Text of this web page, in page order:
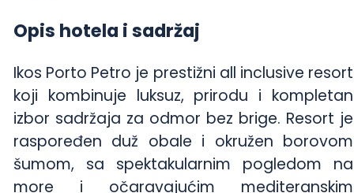
Opis hotela i sadržaj
Ikos Porto Petro je prestižni all inclusive resort
koji kombinuje luksuz, prirodu i kompletan
izbor sadržaja za odmor bez brige. Resort je
raspoređen duž obale i okružen borovom
šumom, sa spektakularnim pogledom na
more i očaravajućim mediteranskim